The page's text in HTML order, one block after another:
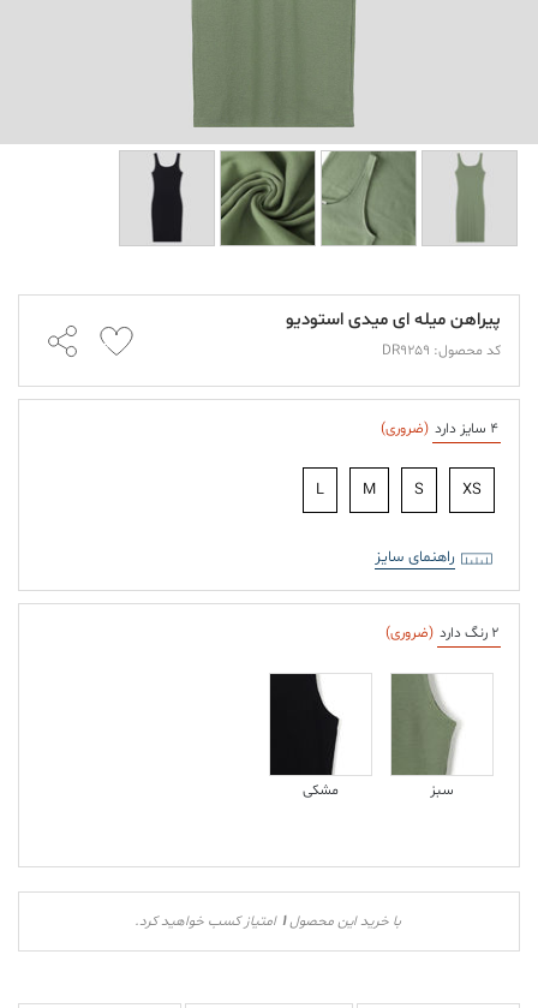
پیراهن میله ای میدی استودیو
کد محصول: DR9259
4 سایز دارد (ضروری)
XS
S
M
L
راهنمای سایز
2 رنگ دارد (ضروری)
سبز مشکی
با خرید این محصول1 امتیاز کسب خواهید کرد.